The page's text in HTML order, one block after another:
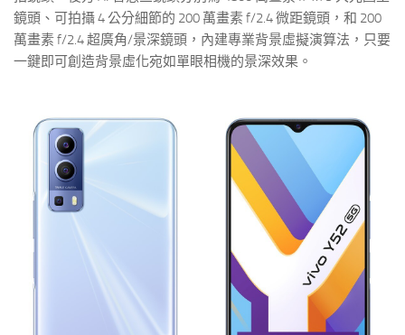
鏡頭、可拍攝 4 公分細節的 200 萬畫素 f/2.4 微距鏡頭，和 200
萬畫素 f/2.4 超廣角/景深鏡頭，內建專業背景虛擬演算法，只要
一鍵即可創造背景虛化宛如單眼相機的景深效果。